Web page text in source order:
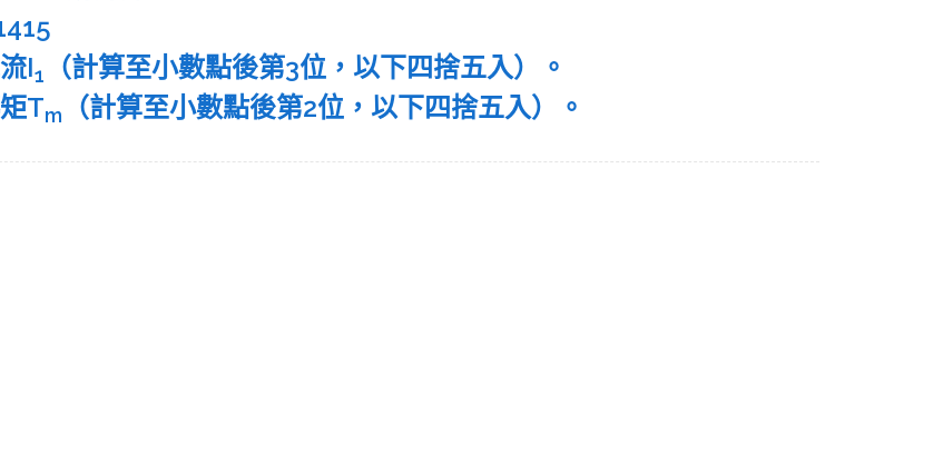
I1
（計算至小數點後第3位，以下四捨五入）。
Tm （計算至小數點後第2位，以下四捨五入）。